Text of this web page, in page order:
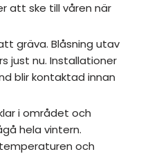
att ske till våren när
gräva. Blåsning utav
just nu. Installationer
blir kontaktad innan
i området och
hela vintern.
och